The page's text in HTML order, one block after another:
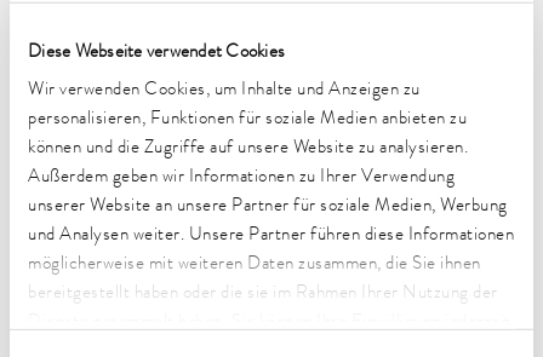
Diese Webseite verwendet Cookies
Wir verwenden Cookies, um Inhalte und Anzeigen zu
personalisieren, Funktionen für soziale Medien anbieten zu
können und die Zugriffe auf unsere Website zu analysieren.
Außerdem geben wir Informationen zu Ihrer Verwendung
unserer Website an unsere Partner für soziale Medien, Werbung
und Analysen weiter. Unsere Partner führen diese Informationen
möglicherweise mit weiteren Daten zusammen, die Sie ihnen
bereitgestellt haben oder die sie im Rahmen Ihrer Nutzung der
Arbeitstemperaturbereich
Betriebstemperaturbereich
-40 ... 200 °C
Umgebungstemperaturbereich
5 ... 40 °C
Temperaturkonstanz
0,05 ± K